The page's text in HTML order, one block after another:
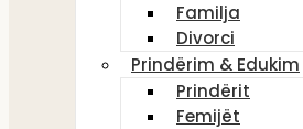
Familja
Divorci
Prindërim & Edukim
Prindërit
Femijët